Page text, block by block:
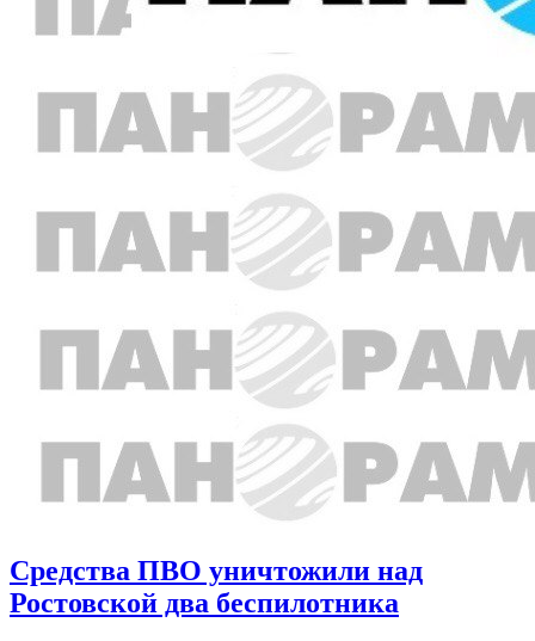
Средства ПВО уничтожили над
Ростовской два беспилотника